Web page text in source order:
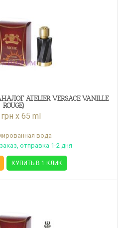
ATELIER VERSACE VANILLE
ROUGE)
x 65 ml
вода
отправка 1-2 дня
КУПИТЬ В 1 КЛИК